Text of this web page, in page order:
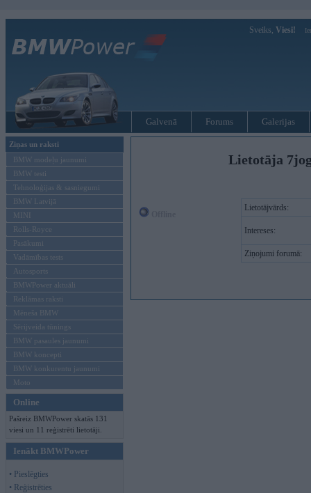
Sveiks, Viesi!
Galvenā Forums Galerijas
Ziņas un raksti
BMW modeļu jaunumi
BMW testi
Tehnoloģijas & sasniegumi
BMW Latvijā
MINI
Rolls-Royce
Pasākumi
Vadāmības tests
Autosports
BMWPower aktuāli
Reklāmas raksti
Mēneša BMW
Sērijveida tūnings
BMW pasaules jaunumi
BMW koncepti
BMW konkurentu jaunumi
Moto
Online
Pašreiz BMWPower skatās 131
viesi un 11 reģistrēti lietotāji.
Ienākt BMWPower
• Pieslēgties
• Reģistrēties
Lietotāja
Lietotājvārds:
Intereses:
Ziņojumi forumā: